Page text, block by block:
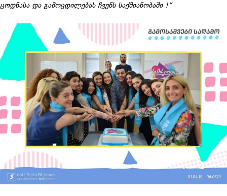
ცოდნასა და გამოცდილებას ჩვენს საქმიანობაში !“